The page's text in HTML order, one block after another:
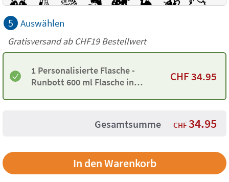
5 Auswählen
Gratisversand ab CHF19Bestellwert
1 Personalisierte Flasche -
Runbott 600 ml Flasche in
CHF34.95
Gesamtsumme CHF 34.95